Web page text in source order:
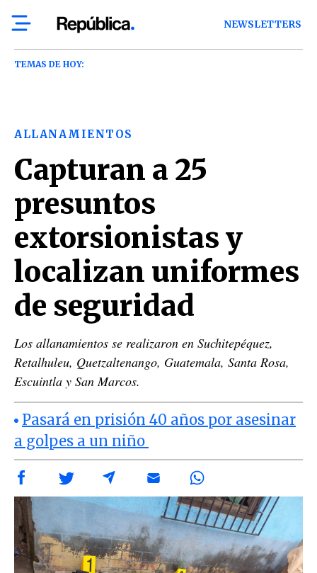
NEWSLETTERS
TEMAS DE HOY:
ALLANAMIENTOS
Capturan a 25
presuntos
extorsionistas y
localizan uniformes
de seguridad
Los allanamientos se realizaron en Suchitepéquez,
Retalhuleu, Quetzaltenango, Guatemala, Santa Rosa,
Escuintla y San Marcos.
Pasará en prisión 40 años por asesinar
a golpes a un niño